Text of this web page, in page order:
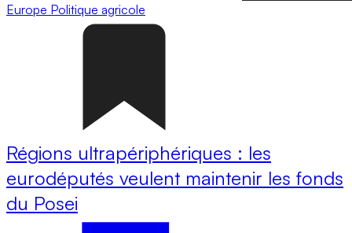
Europe Politique agricole
Régions ultrapériphériques : les
eurodéputés veulent maintenir les fonds
du Posei